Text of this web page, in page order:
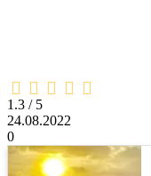
1,3
rating
1.3 / 5
24.08.2022
0